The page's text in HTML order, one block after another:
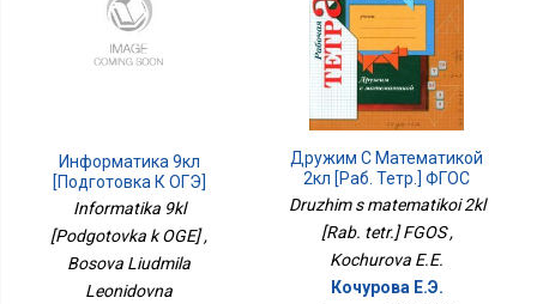
Информатика 9кл
[Подготовка К ОГЭ]
Informatika 9kl
[Podgotovka k OGE] ,
Bosova Liudmila
Leonidovna
Дружим С Математикой
2кл [Раб. Тетр.] ФГОС
Druzhim s matematikoi 2kl
[Rab. tetr.] FGOS ,
Kochurova E.E.
Кочурова Е.Э.